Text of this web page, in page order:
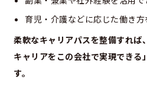
育児・介護などに応じた働き
柔軟なキャリアパスを整備すれば、
キャリアをこの会社で実現できる
す。